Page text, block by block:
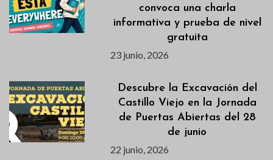
convoca una charla
informativa y prueba de nivel
gratuita
23 junio, 2026
Descubre la Excavación del
Castillo Viejo en la Jornada
de Puertas Abiertas del 28
de junio
22 junio, 2026